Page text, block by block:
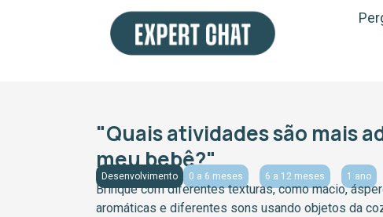
"Quais atividades são mais
meu bebê?"
Desenvolvimento 0 a 6 meses 6 a 12 meses 1 ano
Brinque com diferentes texturas, como macio,
aromáticas e diferentes sons usando objetos da